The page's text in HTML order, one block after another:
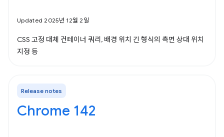
Updated 2025년 12월 2일
CSS 고정 대체 컨테이너 쿼리, 배경 위치 긴 형식의 측면 상대 위치
지정 등
Release notes
Chrome 142